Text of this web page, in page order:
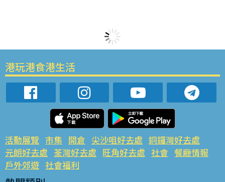
港玩港食港生活
活動展覽 市集 開倉 尖沙咀好去處 銅鑼灣好去處
元朗好去處 荃灣好去處 旺角好去處 社會 餐廳情報
戶外郊遊 社會福利